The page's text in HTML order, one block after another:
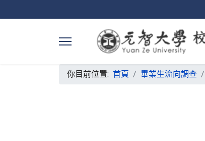
你目前位置: 首頁 畢業生流向調查